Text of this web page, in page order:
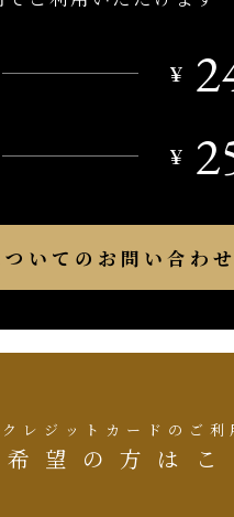
￥
￥
いてのお問い合わせ
レジットカードのご利
望の方はこ